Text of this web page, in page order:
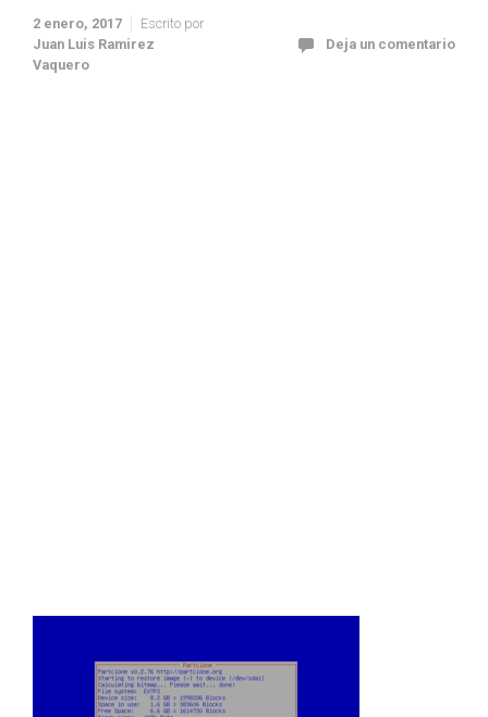
2 enero, 2017
Escrito por
Juan Luis Ramirez
Vaquero
Deja un comentario